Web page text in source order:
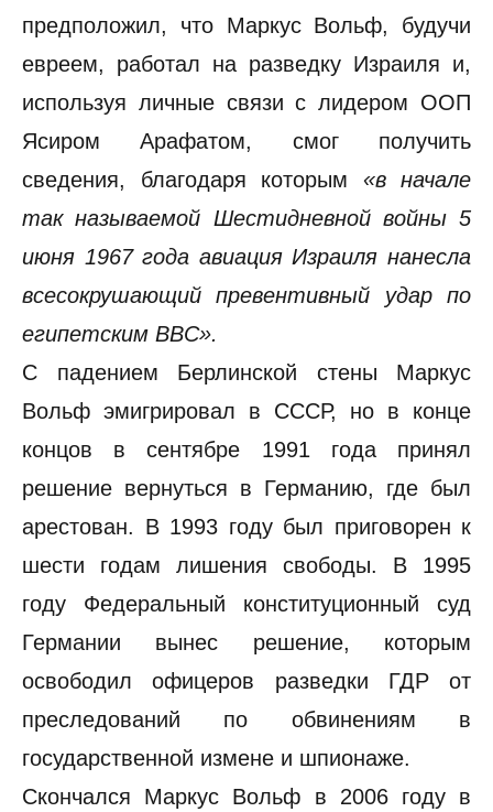
предположил, что Маркус Вольф, будучи
евреем, работал на разведку Израиля и,
используя личные связи с лидером ООП
Ясиром Арафатом, смог получить
сведения, благодаря которым «в начале
так называемой Шестидневной войны 5
июня 1967 года авиация Израиля нанесла
всесокрушающий превентивный удар по
египетским ВВС».
С падением Берлинской стены Маркус
Вольф эмигрировал в СССР, но в конце
концов в сентябре 1991 года принял
решение вернуться в Германию, где был
арестован. В 1993 году был приговорен к
шести годам лишения свободы. В 1995
году Федеральный конституционный суд
Германии вынес решение, которым
освободил офицеров разведки ГДР от
преследований по обвинениям в
государственной измене и шпионаже.
Скончался Маркус Вольф в 2006 году в